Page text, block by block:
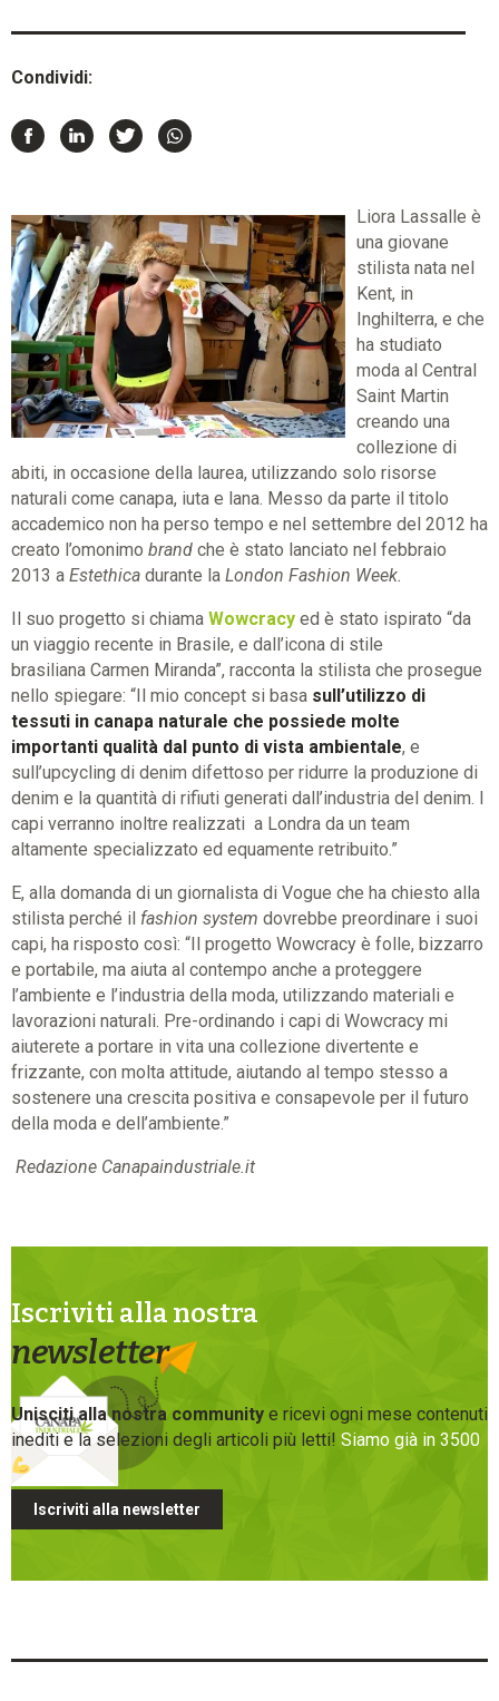
Condividi:
Liora Lassalle è
una giovane
stilista nata nel
Kent, in
Inghilterra, e che
ha studiato
moda al Central
Saint Martin
creando una
collezione di
abiti, in occasione della laurea, utilizzando solo risorse
naturali come canapa, iuta e lana. Messo da parte il titolo
accademico non ha perso tempo e nel settembre del 2012 ha
creato l’omonimo brand che è stato lanciato nel febbraio
2013 a Estethica durante la London Fashion Week.
Il suo progetto si chiama Wowcracy ed è stato ispirato “da
un viaggio recente in Brasile, e dall’icona di stile
brasiliana Carmen Miranda”, racconta la stilista che prosegue
nello spiegare: “Il mio concept si basa sull’utilizzo di
tessuti in canapa naturale che possiede molte
importanti qualità dal punto di vista ambientale, e
sull’upcycling di denim difettoso per ridurre la produzione di
denim e la quantità di rifiuti generati dall’industria del denim. I
capi verranno inoltre realizzati a Londra da un team
altamente specializzato ed equamente retribuito.”
E, alla domanda di un giornalista di Vogue che ha chiesto alla
stilista perché il fashion system dovrebbe preordinare i suoi
capi, ha risposto così: “Il progetto Wowcracy è folle, bizzarro
e portabile, ma aiuta al contempo anche a proteggere
l’ambiente e l’industria della moda, utilizzando materiali e
lavorazioni naturali. Pre-ordinando i capi di Wowcracy mi
aiuterete a portare in vita una collezione divertente e
frizzante, con molta attitude, aiutando al tempo stesso a
sostenere una crescita positiva e consapevole per il futuro
della moda e dell’ambiente.”
Redazione Canapaindustriale.it
Iscriviti alla nostra
newsletter
Unisciti alla nostra community e ricevi ogni mese contenuti
inediti e la selezioni degli articoli più letti! Siamo già in 3500
Iscriviti alla newsletter